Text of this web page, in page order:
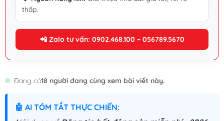
thấp.
📲 Zalo tư vấn: 0902.468.100 – 056789.5670
Đang có18 người đang cùng xem bài viết này.
🤖 AI TÓM TẮT THỰC CHIẾN: